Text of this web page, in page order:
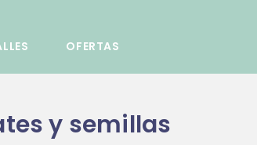
OFERTAS
y semillas